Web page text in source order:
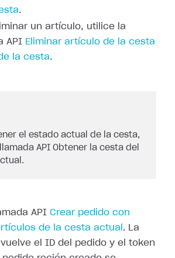
.
un artículo, utilice la
API Eliminar artículo de la cesta
la cesta.
el estado actual de la cesta,
API Obtener la cesta del
API Crear pedido con
de la cesta actual . La
el ID del pedido y el token